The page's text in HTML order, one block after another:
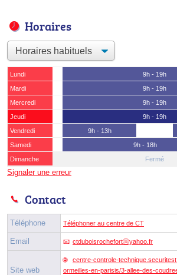
Horaires
Lundi
9h - 19h
Mardi
9h - 19h
Mercredi
9h - 19h
Jeudi
9h - 19h
Vendredi
9h - 13h
Samedi
9h - 18h
Dimanche
Fermé
Signaler une erreur
Contact
Téléphone Téléphoner au centre de CT
Email ctduboisrochefortⓐyahoo.fr
Site web
centre-controle-
ormeilles-en-parisis/3-allee-des-